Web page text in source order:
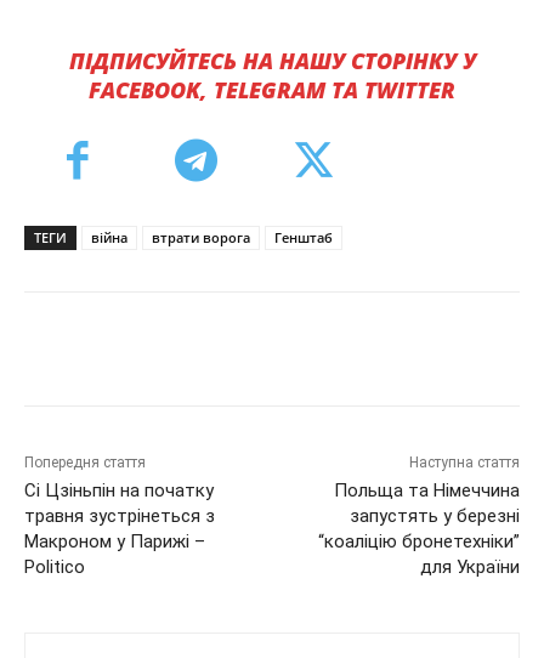
ПІДПИСУЙТЕСЬ НА НАШУ СТОРІНКУ У
FACEBOOK, TELEGRAM ТА TWITTER
ТЕГИ війна втрати ворога Генштаб
Попередня стаття
Сі Цзіньпін на початку
травня зустрінеться з
Макроном у Парижі –
Politico
Наступна стаття
Польща та Німеччина
запустять у березні
“коаліцію бронетехніки”
для України